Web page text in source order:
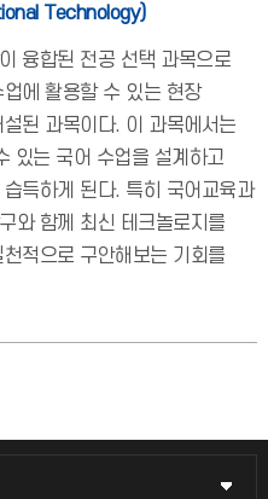
Technology)
융합된 전공 선택 과목으로
에 활용할 수 있는 현장
된 과목이다. 이 과목에서는
있는 국어 수업을 설계하고
득하게 된다. 특히 국어교육과
와 함께 최신 테크놀로지를
적으로 구안해보는 기회를